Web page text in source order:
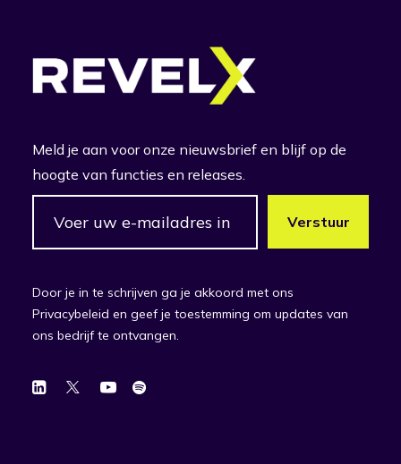
Meld je aan voor onze nieuwsbrief en blijf op de
hoogte van functies en releases.
Door je in te schrijven ga je akkoord met ons
Privacybeleid en geef je toestemming om updates van
ons bedrijf te ontvangen.